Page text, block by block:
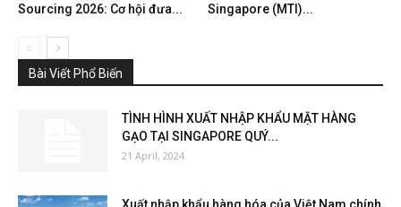
Sourcing 2026: Cơ hội đưa...
Singapore (MTI)...
Bài Viết Phổ Biến
TÌNH HÌNH XUẤT NHẬP KHẨU MẶT HÀNG
GẠO TẠI SINGAPORE QUÝ...
21 April, 2024
Xuất nhập khẩu hàng hóa của Việt Nam chính